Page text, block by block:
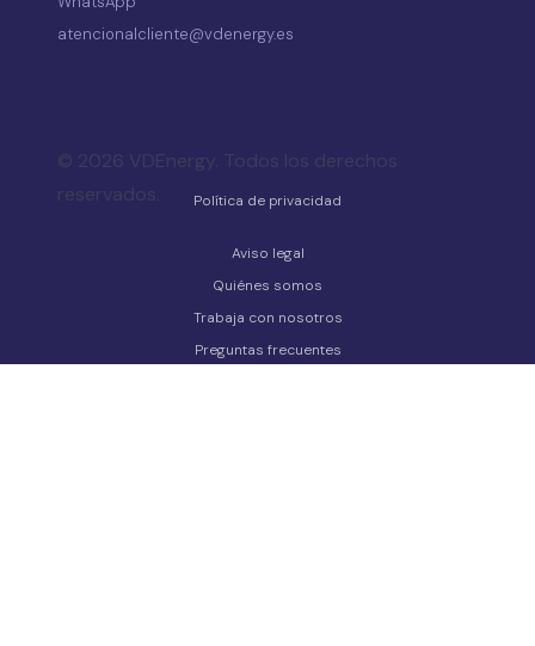
atencionalcliente@vdenergy.es
© 2026 VDEnergy. Todos los derechos
reservados.
Política de privacidad
Aviso legal
Quiénes somos
Trabaja con nosotros
Preguntas frecuentes